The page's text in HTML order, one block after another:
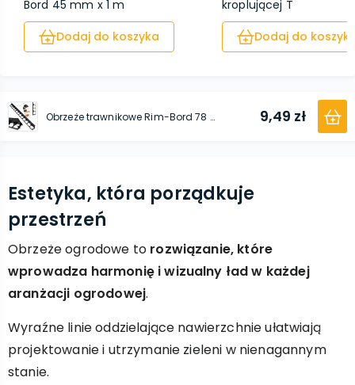
Bord 45 mm x 1 m
Dodaj do koszyka
kroplującej T
Dodaj do
Obrzeże trawnikowe Rim-Bord 78 mm x 1 m 9,49 zł
Estetyka, która porządkuje
przestrzeń
Obrzeże ogrodowe to rozwiązanie, które
wprowadza harmonię i wizualny ład w każdej
aranżacji ogrodowej.
Wyraźne linie oddzielające nawierzchnie ułatwiają
projektowanie i utrzymanie zieleni w nienagannym
stanie.